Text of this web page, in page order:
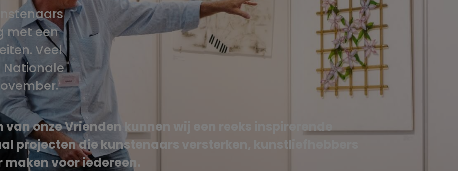
met een
Veel
Nationale
onze Vrienden kunnen wij een reeks inspirerende
projecten die kunstenaars versterken, kunstliefhebbers
voor iedereen.